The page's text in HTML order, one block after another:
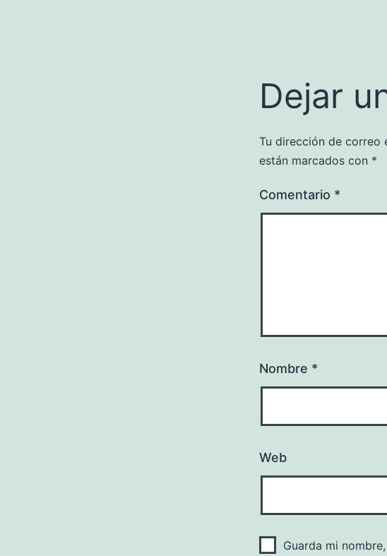
Dejar
Tu dirección de correo
están marcados con *
Comentario *
Nombre *
Web
Guarda mi